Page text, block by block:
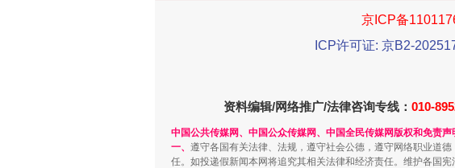
京ICP备
ICP许可证: 京B2-
资料编辑/网络推广/法律咨询专线： 010-
中国公共传媒网、中国公众传媒网、中国全民传媒网版权和免责声
一、 遵守各国有关法律、法规，遵守社会公德，遵守网络职业道
任。如投递假新闻本网将追究其相关法律和经济责任。维护各国